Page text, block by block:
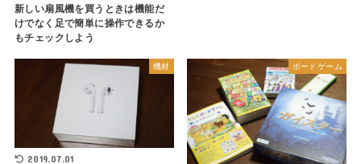
新しい扇風機を買うときは機能だ
けでなく足で簡単に操作できるか
もチェックしよう
機材
2019.07.01
ボードゲーム